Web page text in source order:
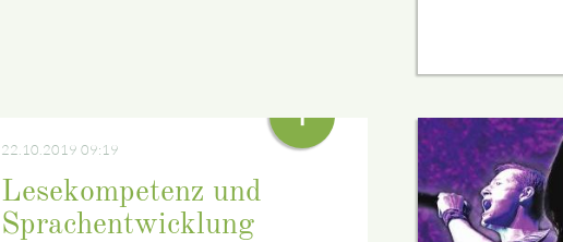
22.10.2019 09:19
Lesekompetenz und
Sprachentwicklung
+